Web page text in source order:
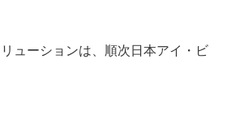
ューションは、順次日本アイ・ビ